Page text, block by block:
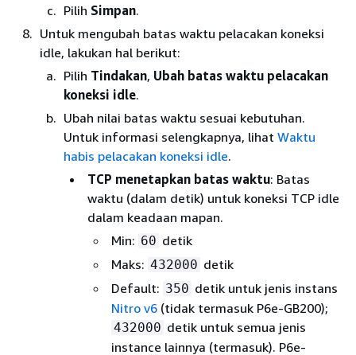
Pilih Simpan.
Untuk mengubah batas waktu pelacakan koneksi
idle, lakukan hal berikut:
Pilih Tindakan, Ubah batas waktu pelacakan
koneksi idle.
Ubah nilai batas waktu sesuai kebutuhan.
Untuk informasi selengkapnya, lihat Waktu
habis pelacakan koneksi idle.
TCP menetapkan batas waktu: Batas
waktu (dalam detik) untuk koneksi TCP idle
dalam keadaan mapan.
Min: 60 detik
Maks: 432000 detik
Default: 350 detik untuk jenis instans
Nitro v6 (tidak termasuk P6e-GB200);
432000 detik untuk semua jenis
instance lainnya (termasuk). P6e-